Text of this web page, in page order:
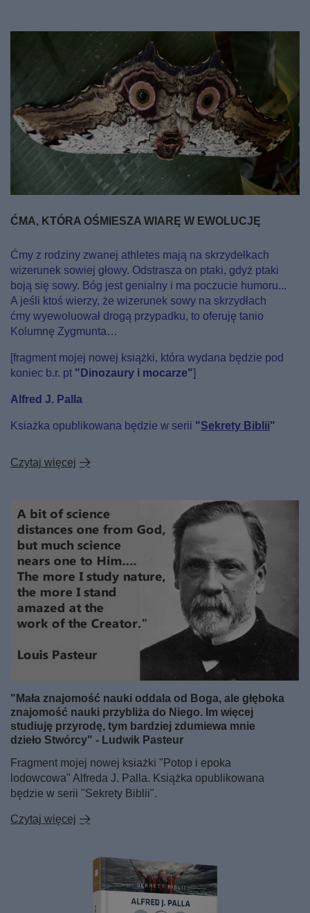
ĆMA, KTÓRA OŚMIESZA WIARĘ W EWOLUCJĘ
Ćmy z rodziny zwanej athletes mają na skrzydełkach
wizerunek sowiej głowy. Odstrasza on ptaki, gdyż ptaki
boją się sowy. Bóg jest genialny i ma poczucie humoru...
A jeśli ktoś wierzy, że wizerunek sowy na skrzydłach
ćmy wyewoluował drogą przypadku, to oferuję tanio
Kolumnę Zygmunta…
[fragment mojej nowej książki, która wydana będzie pod
koniec b.r. pt "Dinozaury i mocarze"]
Alfred J. Palla
Ksiażka opublikowana będzie w serii "Sekrety Biblii"
Czytaj więcej
"Mała znajomość nauki oddala od Boga, ale głęboka
znajomość nauki przybliża do Niego. Im więcej
studiuję przyrodę, tym bardziej zdumiewa mnie
dzieło Stwórcy" - Ludwik Pasteur
Fragment mojej nowej ksiażki "Potop i epoka
lodowcowa" Alfreda J. Palla. Książka opublikowana
będzie w serii "Sekrety Biblii".
Czytaj więcej